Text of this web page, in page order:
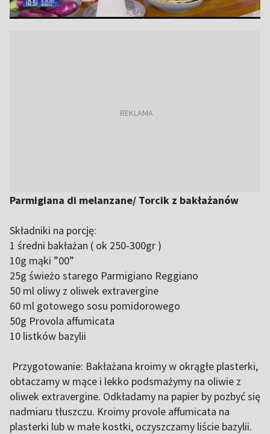
Parmigiana di melanzane/ Torcik z bakłażanów
Składniki na porcję:
1 średni bakłażan ( ok 250-300gr )
10g mąki ”00”
25g świeżo starego Parmigiano Reggiano
50 ml oliwy z oliwek extravergine
60 ml gotowego sosu pomidorowego
50g Provola affumicata
10 listków bazylii
Przygotowanie: Bakłażana kroimy w okrągłe plasterki,
obtaczamy w mące i lekko podsmażymy na oliwie z
oliwek extravergine. Odkładamy na papier by pozbyć się
nadmiaru tłuszczu. Kroimy provole affumicata na
plasterki lub w małe kostki, oczyszczamy liście bazylii.